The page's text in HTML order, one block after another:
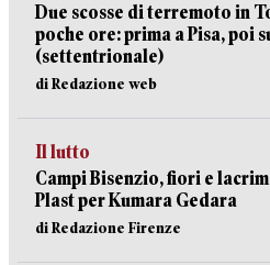
Due scosse di terremoto in
poche ore: prima a Pisa, poi
(settentrionale)
di Redazione web
Il lutto
Campi Bisenzio, fiori e
Plast per Kumara Gedara
di Redazione Firenze